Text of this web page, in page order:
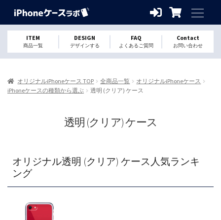
ITEM
商品一覧
DESIGN
デザインする
FAQ
よくあるご質問
Contact
お問い合わせ
オリジナルiPhoneケース TOP 全商品一覧
オリジナルiPhoneケース
iPhoneケースの種類から選ぶ
透明 (クリア) ケース
透明 (クリア) ケース
オリジナル透明 (クリア) ケース人気ランキ
ング